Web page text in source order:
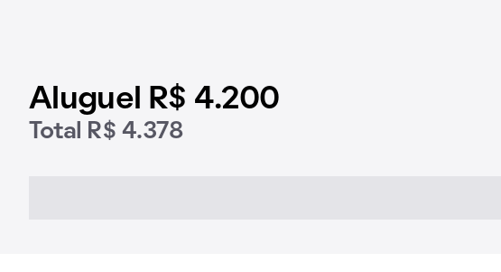
Aluguel R$ 4.200
Total R$ 4.378